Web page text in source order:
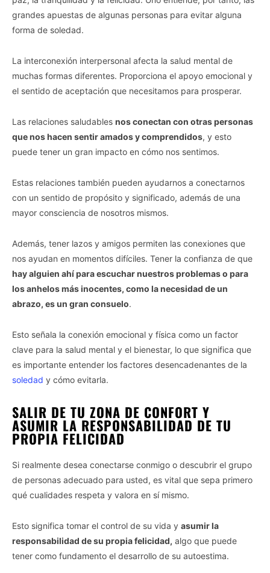
grandes apuestas de algunas personas para evitar alguna
forma de soledad.
La interconexión interpersonal afecta la salud mental de
muchas formas diferentes. Proporciona el apoyo emocional y
el sentido de aceptación que necesitamos para prosperar.
Las relaciones saludables nos conectan con otras personas
que nos hacen sentir amados y comprendidos, y esto
puede tener un gran impacto en cómo nos sentimos.
Estas relaciones también pueden ayudarnos a conectarnos
con un sentido de propósito y significado, además de una
mayor consciencia de nosotros mismos.
Además, tener lazos y amigos permiten las conexiones que
nos ayudan en momentos difíciles. Tener la confianza de que
hay alguien ahí para escuchar nuestros problemas o para
los anhelos más inocentes, como la necesidad de un
abrazo, es un gran consuelo.
Esto señala la conexión emocional y física como un factor
clave para la salud mental y el bienestar, lo que significa que
es importante entender los factores desencadenantes de la
soledad y cómo evitarla.
SALIR DE TU ZONA DE CONFORT Y
ASUMIR LA RESPONSABILIDAD DE TU
PROPIA FELICIDAD
Si realmente desea conectarse conmigo o descubrir el grupo
de personas adecuado para usted, es vital que sepa primero
qué cualidades respeta y valora en sí mismo.
Esto significa tomar el control de su vida y asumir la
responsabilidad de su propia felicidad, algo que puede
tener como fundamento el desarrollo de su autoestima.